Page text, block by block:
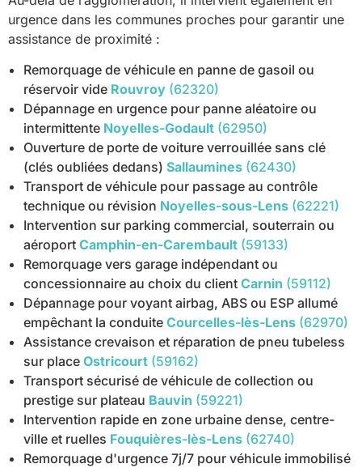
urgence dans les communes proches pour garantir une
assistance de proximité :
Remorquage de véhicule en panne de gasoil ou
réservoir vide Rouvroy (62320)
Dépannage en urgence pour panne aléatoire ou
intermittente Noyelles-Godault (62950)
Ouverture de porte de voiture verrouillée sans clé
(clés oubliées dedans) Sallaumines (62430)
Transport de véhicule pour passage au contrôle
technique ou révision Noyelles-sous-Lens (62221)
Intervention sur parking commercial, souterrain ou
aéroport Camphin-en-Carembault (59133)
Remorquage vers garage indépendant ou
concessionnaire au choix du client Carnin (59112)
Dépannage pour voyant airbag, ABS ou ESP allumé
empêchant la conduite Courcelles-lès-Lens (62970)
Assistance crevaison et réparation de pneu tubeless
sur place Ostricourt (59162)
Transport sécurisé de véhicule de collection ou
prestige sur plateau Bauvin (59221)
Intervention rapide en zone urbaine dense, centre-
ville et ruelles Fouquières-lès-Lens (62740)
Remorquage d'urgence 7j/7 pour véhicule immobilisé